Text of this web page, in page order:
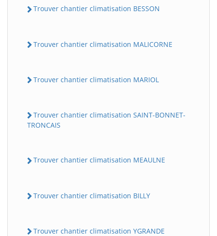
Trouver chantier climatisation BESSON
Trouver chantier climatisation MALICORNE
Trouver chantier climatisation MARIOL
Trouver chantier climatisation SAINT-BONNET-
TRONCAIS
Trouver chantier climatisation MEAULNE
Trouver chantier climatisation BILLY
Trouver chantier climatisation YGRANDE